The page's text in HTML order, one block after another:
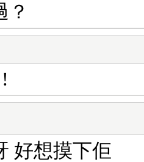
？
好想摸下佢